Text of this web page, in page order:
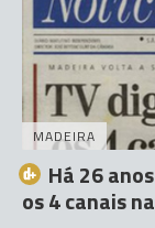
MADEIRA
Há 26
os 4 canais